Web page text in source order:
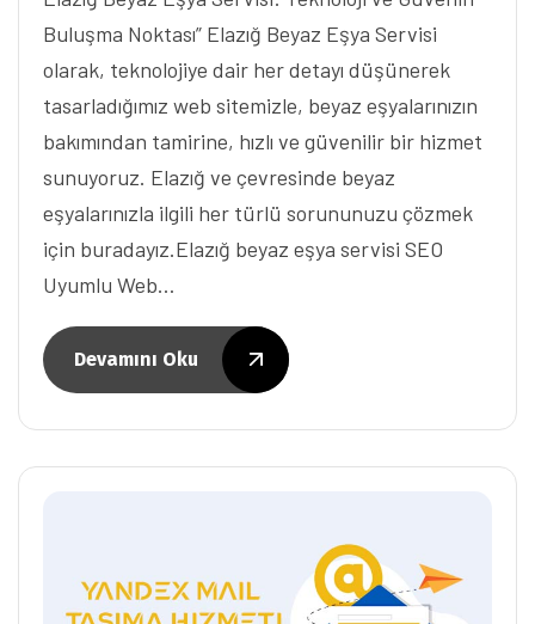
Buluşma Noktası” Elazığ Beyaz Eşya Servisi
olarak, teknolojiye dair her detayı düşünerek
tasarladığımız web sitemizle, beyaz eşyalarınızın
bakımından tamirine, hızlı ve güvenilir bir hizmet
sunuyoruz. Elazığ ve çevresinde beyaz
eşyalarınızla ilgili her türlü sorununuzu çözmek
için buradayız.Elazığ beyaz eşya servisi SEO
Uyumlu Web…
Devamını Oku